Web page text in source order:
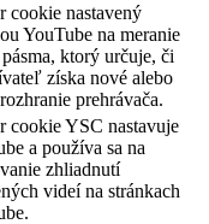
cookie nastavený
YouTube na meranie
ktorý určuje, či
získa nové alebo
prehrávača.
cookie YSC nastavuje
a používa sa na
zhliadnutí
videí na stránkach